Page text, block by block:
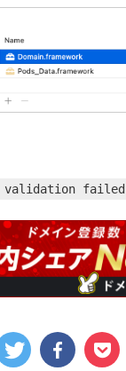
validation failed